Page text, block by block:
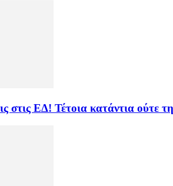
στις ΕΔ! Τέτοια κατάντια ούτε